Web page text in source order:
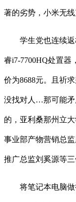
著的劣势，小米无
学生党也连续返
睿i7-7700HQ处置器
价为8688元。且祈
没找对人…那可能矛
的，亚利桑那州立
事业部产物营销总
推广总监刘奚源等
将笔记本电脑做